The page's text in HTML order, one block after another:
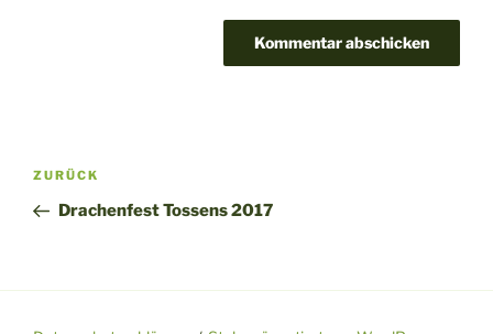
Beitragsnavigation
Vorheriger
Beitrag
ZURÜCK
Drachenfest Tossens 2017